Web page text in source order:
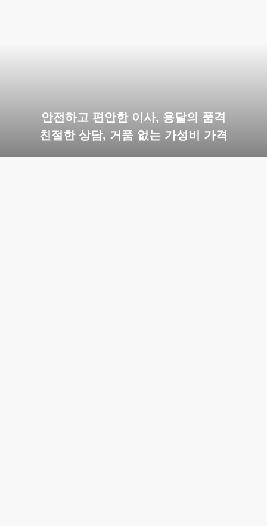
안전하고 편안한 이사, 용달의 품격
친절한 상담, 거품 없는 가성비 가격